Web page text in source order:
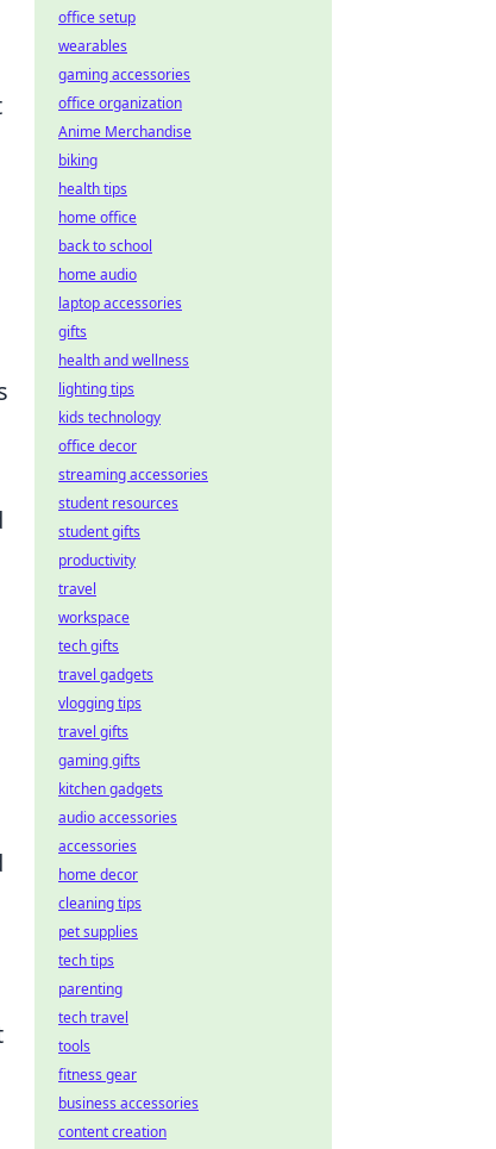
office setup
wearables
gaming accessories
office organization
Anime Merchandise
biking
health tips
home office
back to school
home audio
laptop accessories
gifts
health and wellness
lighting tips
kids technology
office decor
streaming accessories
student resources
student gifts
productivity
travel
workspace
tech gifts
travel gadgets
vlogging tips
travel gifts
gaming gifts
kitchen gadgets
audio accessories
accessories
home decor
cleaning tips
pet supplies
tech tips
parenting
tech travel
tools
fitness gear
business accessories
content creation